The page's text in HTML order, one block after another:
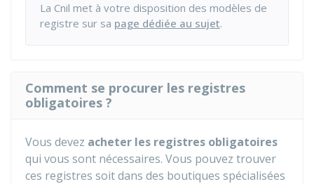
La Cnil met à votre disposition des modèles de
registre sur sa page dédiée au sujet.
Comment se procurer les registres
obligatoires ?
Vous devez acheter les registres obligatoires
qui vous sont nécessaires. Vous pouvez trouver
ces registres soit dans des boutiques spécialisées